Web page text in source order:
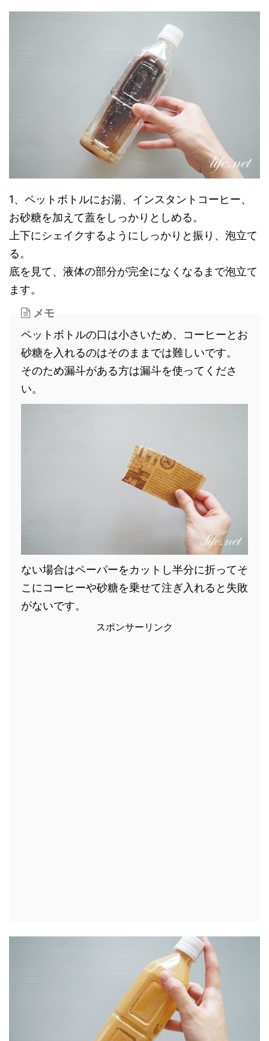
1、ペットボトルにお湯、インスタントコーヒー、
お砂糖を加えて蓋をしっかりとしめる。
上下にシェイクするようにしっかりと振り、泡立て
る。
底を見て、液体の部分が完全になくなるまで泡立て
ます。
メモ
ペットボトルの口は小さいため、コーヒーとお
砂糖を入れるのはそのままでは難しいです。
そのため漏斗がある方は漏斗を使ってくださ
い。
ない場合はペーパーをカットし半分に折ってそ
こにコーヒーや砂糖を乗せて注ぎ入れると失敗
がないです。
スポンサーリンク